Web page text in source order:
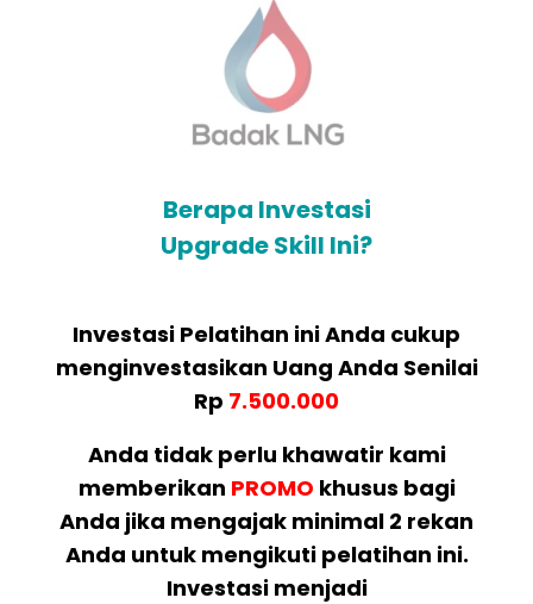
Berapa Investasi
Upgrade Skill Ini?
Investasi Pelatihan ini Anda cukup
menginvestasikan Uang Anda Senilai
Rp 7.500.000
Anda tidak perlu khawatir kami
memberikan PROMO khusus bagi
Anda jika mengajak minimal 2 rekan
Anda untuk mengikuti pelatihan ini.
Investasi menjadi